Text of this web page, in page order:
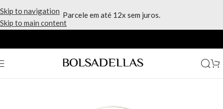
Skip to navigation
Skip to main content
Parcele em até 12x sem juros.